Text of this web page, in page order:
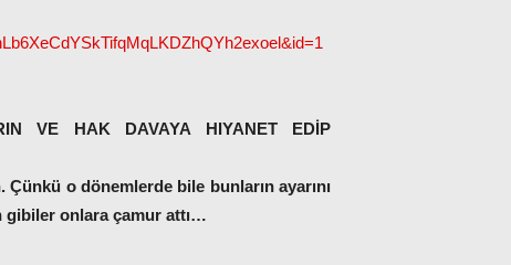
VE HAK DAVAYA HIYANET EDİP
Çünkü o dönemlerde bile bunların ayarını
gibiler onlara çamur attı…